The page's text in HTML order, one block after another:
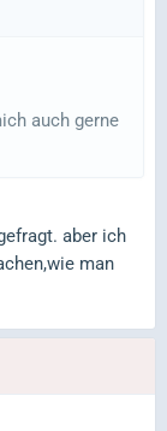
auch gerne
aber ich
man